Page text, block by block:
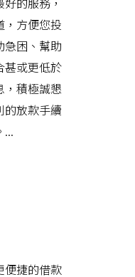
，方便您投
急困、幫助
甚或更低於
，積極誠懇
的放款手續
...
便捷的借款